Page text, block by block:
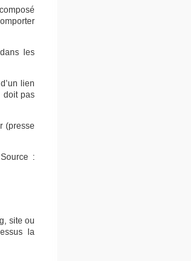
les
lien
doit pas
(presse
:
site ou
la